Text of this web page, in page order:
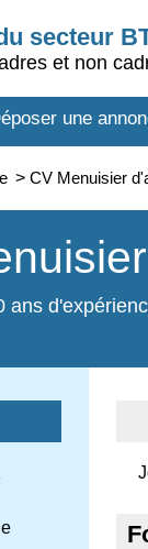
secteur
et non
une
> CV Menuisier
ans